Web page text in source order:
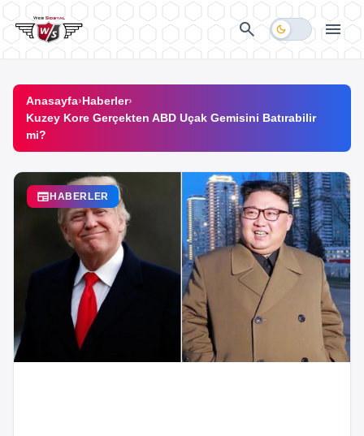
İçeriğe geç
search dark_mode menu
Anasayfa›Haberler›
Kuzey Kore Gerçekten ABD Uçak Gemisini Batırabilir
mi?
newspaper HABERLER